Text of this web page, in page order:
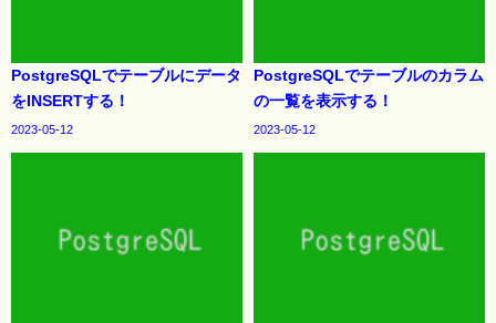
PostgreSQLでテーブルにデータ
をINSERTする！
2023-05-12
PostgreSQLでテーブルのカラム
の一覧を表示する！
2023-05-12